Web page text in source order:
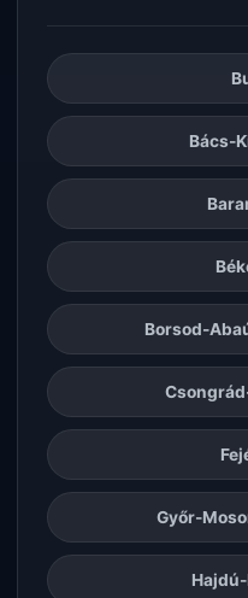
Bács-
Borsod-
Győr-